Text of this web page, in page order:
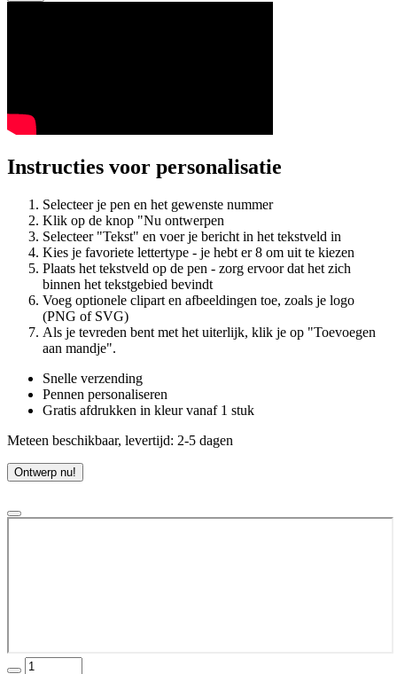
Instructies voor personalisatie
Selecteer je pen en het gewenste nummer
Klik op de knop "Nu ontwerpen
Selecteer "Tekst" en voer je bericht in het tekstveld in
Kies je favoriete lettertype - je hebt er 8 om uit te kiezen
Plaats het tekstveld op de pen - zorg ervoor dat het zich
binnen het tekstgebied bevindt
Voeg optionele clipart en afbeeldingen toe, zoals je logo
(PNG of SVG)
Als je tevreden bent met het uiterlijk, klik je op "Toevoegen
aan mandje".
Snelle verzending
Pennen personaliseren
Gratis afdrukken in kleur vanaf 1 stuk
Meteen beschikbaar, levertijd: 2-5 dagen
Ontwerp nu!